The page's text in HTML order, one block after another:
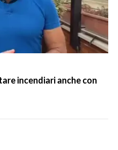
incendiari anche con